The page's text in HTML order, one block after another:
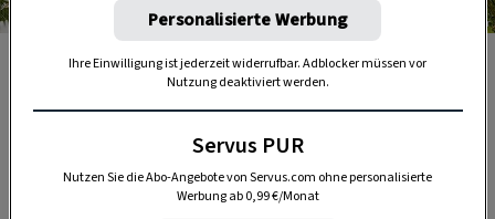
Foto: Bergader
Es ist diese besondere Mischung aus Natur, Ankommen
und Miteinander, die jeder Einkehr seinen
unvergleichlichen Geschmack verleiht.
Die Qual der Wahl
Personalisierte Werbung
Ihre Einwilligung ist jederzeit widerrufbar. Adblocker müssen vor
Nutzung deaktiviert werden.
Servus PUR
Nutzen Sie die Abo-Angebote von Servus.com ohne personalisierte
Werbung ab 0,99 €/Monat